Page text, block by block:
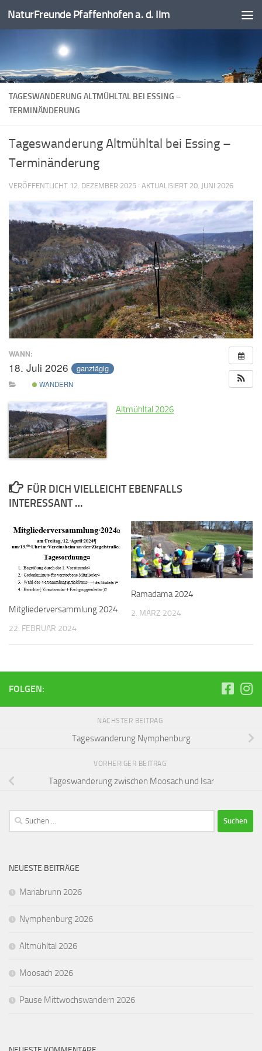
Zum Inhalt springen
NaturFreunde Pfaffenhofen a. d. Ilm
TAGESWANDERUNG ALTMÜHLTAL BEI ESSING –
TERMINÄNDERUNG
Tageswanderung Altmühltal bei Essing –
Terminänderung
VERÖFFENTLICHT 12. DEZEMBER 2025 · AKTUALISIERT 20. JUNI 2026
WANN:
18. Juli 2026 ganztägig
WANDERN
Altmühltal 2026
FÜR DICH VIELLEICHT EBENFALLS
INTERESSANT …
Mitgliederversammlung 2024
22. FEBRUAR 2024
Ramadama 2024
2. MÄRZ 2024
FOLGEN:
NÄCHSTER BEITRAG
Tageswanderung Nymphenburg
VORHERIGER BEITRAG
Tageswanderung zwischen Moosach und Isar
Suchen
nach:
NEUESTE BEITRÄGE
Mariabrunn 2026
Nymphenburg 2026
Altmühltal 2026
Moosach 2026
Pause Mittwochswandern 2026